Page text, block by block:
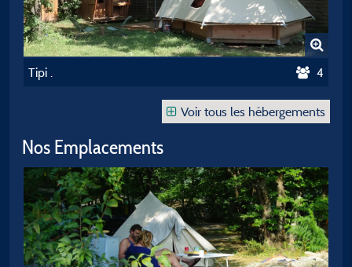
Tipi . 4
Voir tous les hébergements
Nos Emplacements